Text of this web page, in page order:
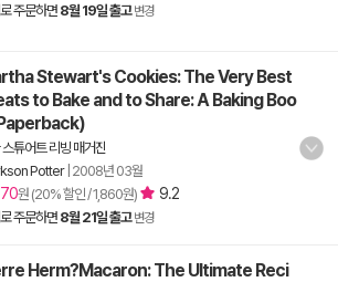
로 주문하면 8월 19일 출고 변경
Stewart's Cookies: The Very Best
to Bake and to Share: A Baking Boo
스튜어트 리빙 매거진
Potter| 2008년 03월
원 (20% 할인 / 1,860원) 9.2
로 주문하면 8월 21일 출고 변경
Herm?Macaron: The Ultimate Reci